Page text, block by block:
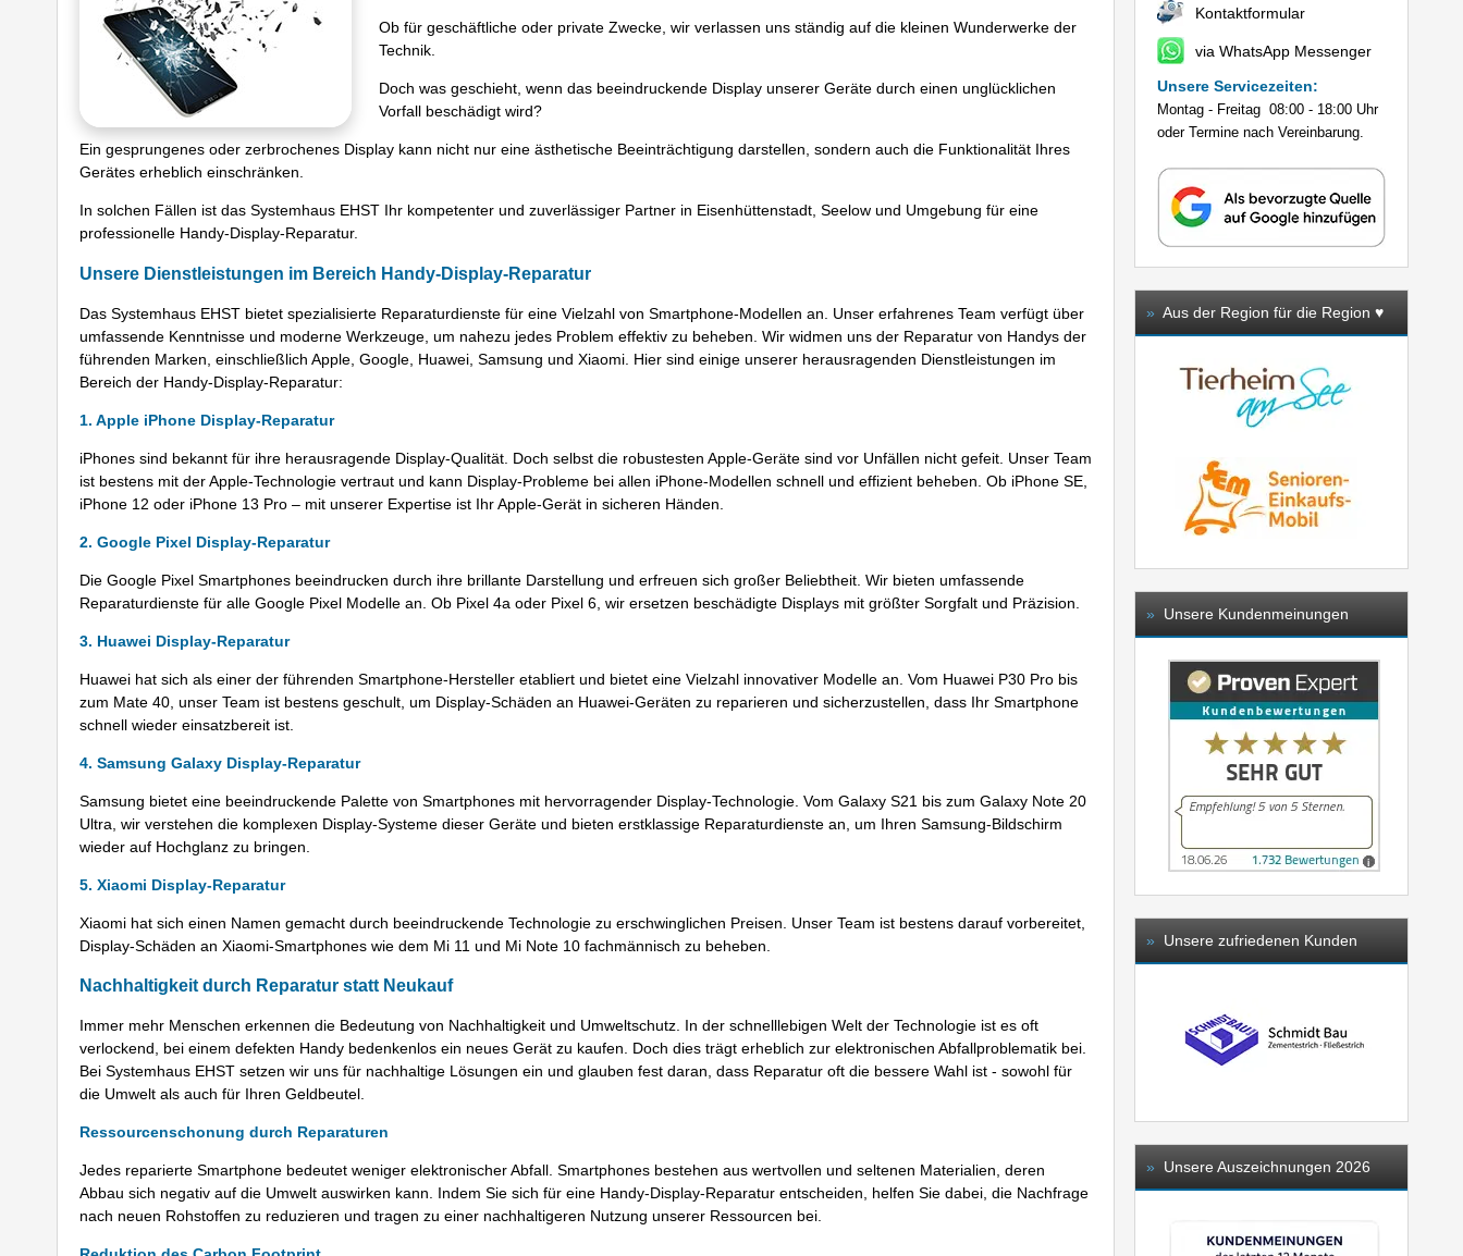
Ob für geschäftliche oder private Zwecke, wir verlassen uns ständig auf die kleinen Wunderwerke der
Technik.
Doch was geschieht, wenn das beeindruckende Display unserer Geräte durch einen unglücklichen
Vorfall beschädigt wird?
Ein gesprungenes oder zerbrochenes Display kann nicht nur eine ästhetische Beeinträchtigung darstellen, sondern auch die Funktionalität Ihres
Gerätes erheblich einschränken.
In solchen Fällen ist das Systemhaus EHST Ihr kompetenter und zuverlässiger Partner in Eisenhüttenstadt, Seelow und Umgebung für eine
professionelle Handy-Display-Reparatur.
Unsere Dienstleistungen im Bereich Handy-Display-Reparatur
Das Systemhaus EHST bietet spezialisierte Reparaturdienste für eine Vielzahl von Smartphone-Modellen an. Unser erfahrenes Team verfügt über
umfassende Kenntnisse und moderne Werkzeuge, um nahezu jedes Problem effektiv zu beheben. Wir widmen uns der Reparatur von Handys der
führenden Marken, einschließlich Apple, Google, Huawei, Samsung und Xiaomi. Hier sind einige unserer herausragenden Dienstleistungen im
Bereich der Handy-Display-Reparatur:
1. Apple iPhone Display-Reparatur
iPhones sind bekannt für ihre herausragende Display-Qualität. Doch selbst die robustesten Apple-Geräte sind vor Unfällen nicht gefeit. Unser Team
ist bestens mit der Apple-Technologie vertraut und kann Display-Probleme bei allen iPhone-Modellen schnell und effizient beheben. Ob iPhone SE,
iPhone 12 oder iPhone 13 Pro – mit unserer Expertise ist Ihr Apple-Gerät in sicheren Händen.
2. Google Pixel Display-Reparatur
Die Google Pixel Smartphones beeindrucken durch ihre brillante Darstellung und erfreuen sich großer Beliebtheit. Wir bieten umfassende
Reparaturdienste für alle Google Pixel Modelle an. Ob Pixel 4a oder Pixel 6, wir ersetzen beschädigte Displays mit größter Sorgfalt und Präzision.
3. Huawei Display-Reparatur
Huawei hat sich als einer der führenden Smartphone-Hersteller etabliert und bietet eine Vielzahl innovativer Modelle an. Vom Huawei P30 Pro bis
zum Mate 40, unser Team ist bestens geschult, um Display-Schäden an Huawei-Geräten zu reparieren und sicherzustellen, dass Ihr Smartphone
schnell wieder einsatzbereit ist.
4. Samsung Galaxy Display-Reparatur
Samsung bietet eine beeindruckende Palette von Smartphones mit hervorragender Display-Technologie. Vom Galaxy S21 bis zum Galaxy Note 20
Ultra, wir verstehen die komplexen Display-Systeme dieser Geräte und bieten erstklassige Reparaturdienste an, um Ihren Samsung-Bildschirm
wieder auf Hochglanz zu bringen.
5. Xiaomi Display-Reparatur
Xiaomi hat sich einen Namen gemacht durch beeindruckende Technologie zu erschwinglichen Preisen. Unser Team ist bestens darauf vorbereitet,
Display-Schäden an Xiaomi-Smartphones wie dem Mi 11 und Mi Note 10 fachmännisch zu beheben.
Nachhaltigkeit durch Reparatur statt Neukauf
Immer mehr Menschen erkennen die Bedeutung von Nachhaltigkeit und Umweltschutz. In der schnelllebigen Welt der Technologie ist es oft
verlockend, bei einem defekten Handy bedenkenlos ein neues Gerät zu kaufen. Doch dies trägt erheblich zur elektronischen Abfallproblematik bei.
Bei Systemhaus EHST setzen wir uns für nachhaltige Lösungen ein und glauben fest daran, dass Reparatur oft die bessere Wahl ist - sowohl für
die Umwelt als auch für Ihren Geldbeutel.
Ressourcenschonung durch Reparaturen
Jedes reparierte Smartphone bedeutet weniger elektronischer Abfall. Smartphones bestehen aus wertvollen und seltenen Materialien, deren
Abbau sich negativ auf die Umwelt auswirken kann. Indem Sie sich für eine Handy-Display-Reparatur entscheiden, helfen Sie dabei, die Nachfrage
nach neuen Rohstoffen zu reduzieren und tragen zu einer nachhaltigeren Nutzung unserer Ressourcen bei.
Kontaktformular
via WhatsApp Messenger
Unsere Servicezeiten:
Montag - Freitag 08:00 - 18:00 Uhr
oder Termine nach Vereinbarung.
» Aus der Region für die Region ♥️
» Unsere Kundenmeinungen
» Unsere zufriedenen Kunden
» Unsere Auszeichnungen 2026